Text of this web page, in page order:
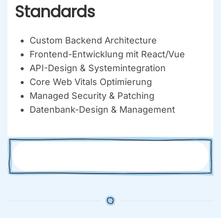
Stan­dards
Cus­tom Backend Archi­tec­tu­re
Front­end-Ent­wick­lung mit React/Vue
API-Design & Sys­tem­in­te­gra­ti­on
Core Web Vitals Opti­mie­rung
Mana­ged Secu­ri­ty & Patching
Daten­bank-Design & Manage­ment